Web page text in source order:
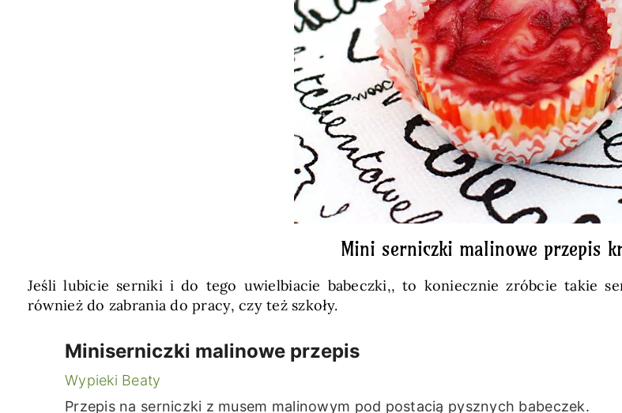
Mini serniczki malinowe przepis
Jeśli lubicie serniki i do tego uwielbiacie babeczki,, to koniecznie zróbcie takie
również do zabrania do pracy, czy też szkoły.
Miniserniczki malinowe przepis
Wypieki Beaty
Przepis na serniczki z musem malinowym pod postacią pysznych babeczek.